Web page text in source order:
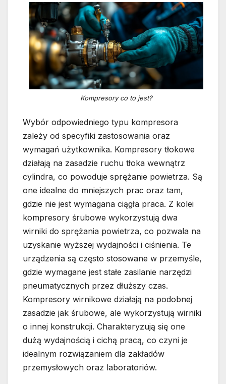
Kompresory co to jest?
Wybór odpowiedniego typu kompresora
zależy od specyfiki zastosowania oraz
wymagań użytkownika. Kompresory tłokowe
działają na zasadzie ruchu tłoka wewnątrz
cylindra, co powoduje sprężanie powietrza. Są
one idealne do mniejszych prac oraz tam,
gdzie nie jest wymagana ciągła praca. Z kolei
kompresory śrubowe wykorzystują dwa
wirniki do sprężania powietrza, co pozwala na
uzyskanie wyższej wydajności i ciśnienia. Te
urządzenia są często stosowane w przemyśle,
gdzie wymagane jest stałe zasilanie narzędzi
pneumatycznych przez dłuższy czas.
Kompresory wirnikowe działają na podobnej
zasadzie jak śrubowe, ale wykorzystują wirniki
o innej konstrukcji. Charakteryzują się one
dużą wydajnością i cichą pracą, co czyni je
idealnym rozwiązaniem dla zakładów
przemysłowych oraz laboratoriów.